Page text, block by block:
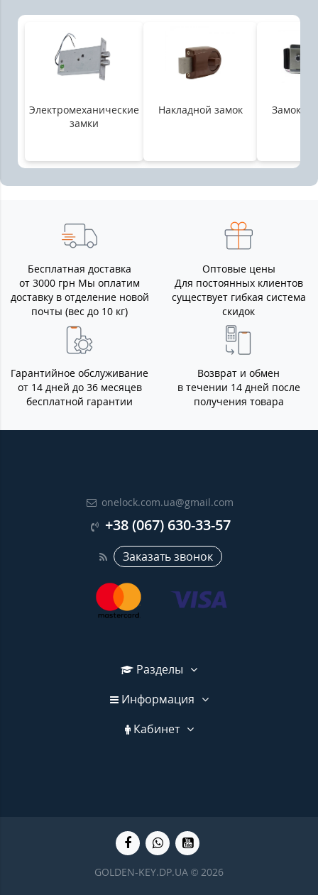
Электромеханические
замки
Накладной замок Замок на
Бесплатная доставка
от 3000 грн Мы оплатим
доставку в отделение новой
почты (вес до 10 кг)
Оптовые цены
Для постоянных клиентов
существует гибкая система
скидок
Гарантийное обслуживание
от 14 дней до 36 месяцев
бесплатной гарантии
Возврат и обмен
в течении 14 дней после
получения товара
onelock.com.ua@gmail.com
+38 (067) 630-33-57
Заказать звонок
Разделы
Информация
Кабинет
GOLDEN-KEY.DP.UA © 2026